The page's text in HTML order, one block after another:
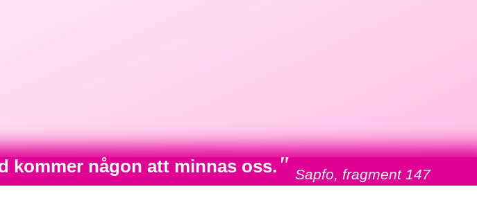
kommer någon att minnas oss." Sapfo, fragment 147